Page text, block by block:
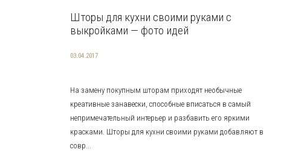
Шторы для кухни своими руками с
выкройками — фото идей
03.04.2017
На замену покупным шторам приходят необычные
креативные занавески, способные вписаться в самый
непримечательный интерьер и разбавить его яркими
красками. Шторы для кухни своими руками добавляют в
совр...